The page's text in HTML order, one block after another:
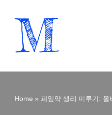
Skip
Home » 피임약 생리 미루기: